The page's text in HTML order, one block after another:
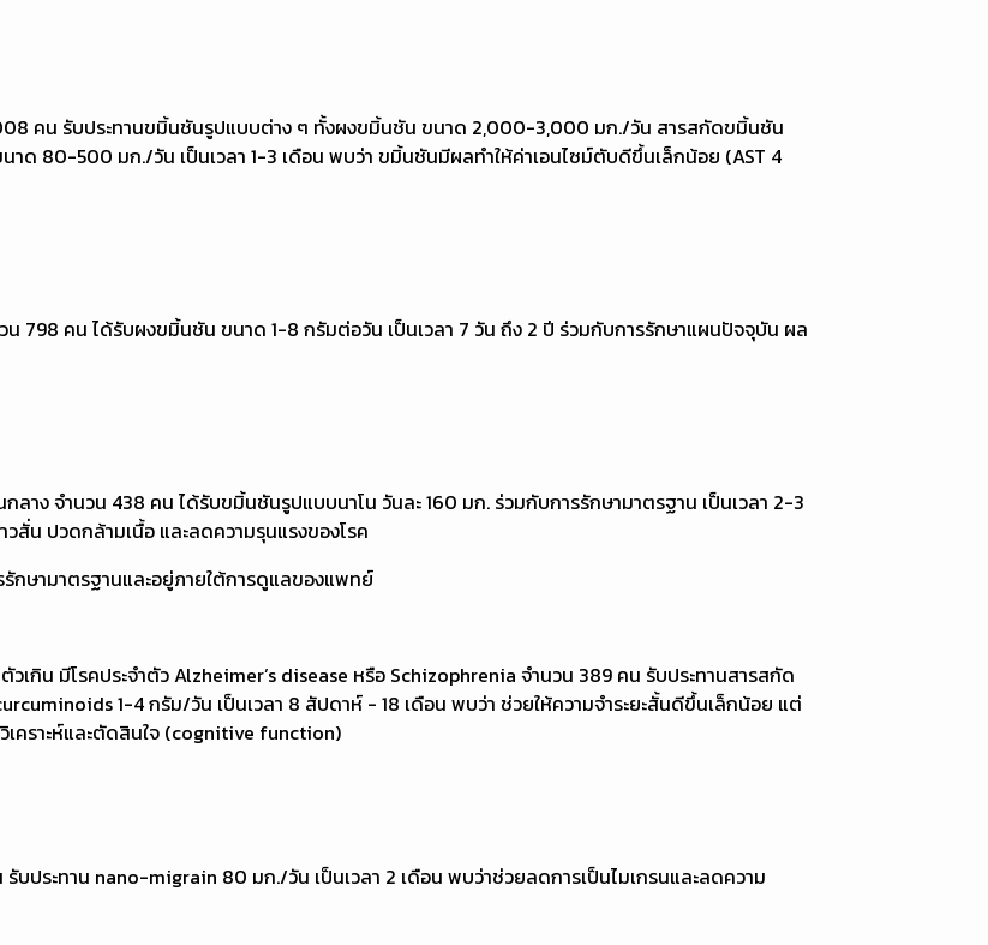
คน รับประทานขมิ้นชันรูปแบบต่าง ๆ ทั้งผงขมิ้นชัน ขนาด 2,000-3,000 มก./วัน สารสกัดขมิ้นชัน
80-500 มก./วัน เป็นเวลา 1-3 เดือน พบว่า ขมิ้นชันมีผลทำให้ค่าเอนไซม์ตับดีขึ้นเล็กน้อย (AST 4
น 798 คน ได้รับผงขมิ้นชัน ขนาด 1-8 กรัมต่อวัน เป็นเวลา 7 วัน ถึง 2 ปี ร่วมกับการรักษาแผนปัจจุบัน ผล
ลาง จำนวน 438 คน ได้รับขมิ้นชันรูปแบบนาโน วันละ 160 มก. ร่วมกับการรักษามาตรฐาน เป็นเวลา 2-3
สั่น ปวดกล้ามเนื้อ และลดความรุนแรงของโรค
ษามาตรฐานและอยู่ภายใต้การดูแลของแพทย์
กิน มีโรคประจำตัว Alzheimer’s disease หรือ Schizophrenia จำนวน 389 คน รับประทานสารสกัด
1-4 กรัม/วัน เป็นเวลา 8 สัปดาห์ - 18 เดือน พบว่า ช่วยให้ความจำระยะสั้นดีขึ้นเล็กน้อย แต่
คราะห์และตัดสินใจ (cognitive function)
รับประทาน nano-migrain 80 มก./วัน เป็นเวลา 2 เดือน พบว่าช่วยลดการเป็นไมเกรนและลดความ